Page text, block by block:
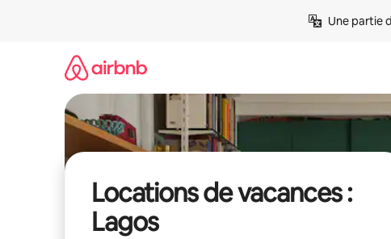
Une partie
Locations de vacances :
Lagos